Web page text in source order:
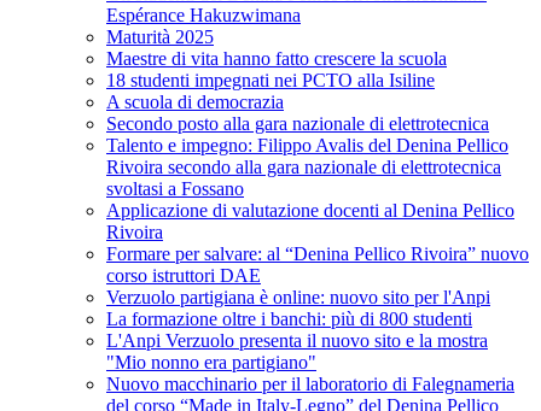
Espérance Hakuzwimana
Maturità 2025
Maestre di vita hanno fatto crescere la scuola
18 studenti impegnati nei PCTO alla Isiline
A scuola di democrazia
Secondo posto alla gara nazionale di elettrotecnica
Talento e impegno: Filippo Avalis del Denina Pellico
Rivoira secondo alla gara nazionale di elettrotecnica
svoltasi a Fossano
Applicazione di valutazione docenti al Denina Pellico
Rivoira
Formare per salvare: al “Denina Pellico Rivoira” nuovo
corso istruttori DAE
Verzuolo partigiana è online: nuovo sito per l'Anpi
La formazione oltre i banchi: più di 800 studenti
L'Anpi Verzuolo presenta il nuovo sito e la mostra
"Mio nonno era partigiano"
Nuovo macchinario per il laboratorio di Falegnameria
del corso “Made in Italy-Legno” del Denina Pellico